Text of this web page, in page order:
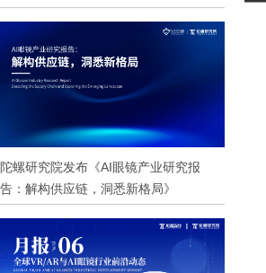
陀螺研究院发布《AI眼镜产业研究报
告：解构供应链，洞悉新格局》